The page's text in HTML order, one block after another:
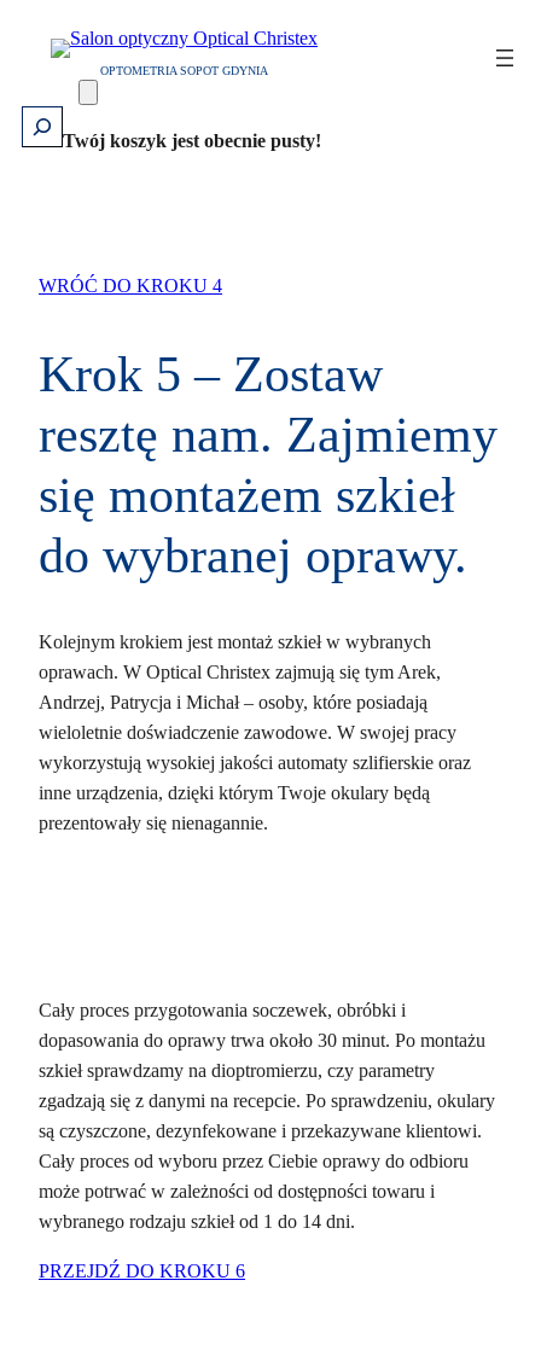
OPTOMETRIA SOPOT GDYNIA
Szukaj
Twój koszyk jest obecnie pusty!
WRÓĆ DO KROKU 4
Krok 5 – Zostaw
resztę nam. Zajmiemy
się montażem szkieł
do wybranej oprawy.
Kolejnym krokiem jest montaż szkieł w wybranych
oprawach. W Optical Christex zajmują się tym Arek,
Andrzej, Patrycja i Michał – osoby, które posiadają
wieloletnie doświadczenie zawodowe. W swojej pracy
wykorzystują wysokiej jakości automaty szlifierskie oraz
inne urządzenia, dzięki którym Twoje okulary będą
prezentowały się nienagannie.
Cały proces przygotowania soczewek, obróbki i
dopasowania do oprawy trwa około 30 minut. Po montażu
szkieł sprawdzamy na dioptromierzu, czy parametry
zgadzają się z danymi na recepcie. Po sprawdzeniu, okulary
są czyszczone, dezynfekowane i przekazywane klientowi.
Cały proces od wyboru przez Ciebie oprawy do odbioru
może potrwać w zależności od dostępności towaru i
wybranego rodzaju szkieł od 1 do 14 dni.
PRZEJDŹ DO KROKU 6